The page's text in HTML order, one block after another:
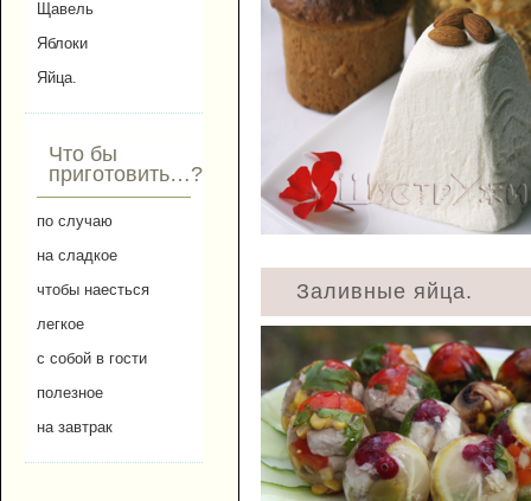
Щавель
Яблоки
Яйца.
Что бы
приготовить…?
по случаю
на сладкое
чтобы наесться
легкое
с собой в гости
полезное
на завтрак
Заливные яйца.